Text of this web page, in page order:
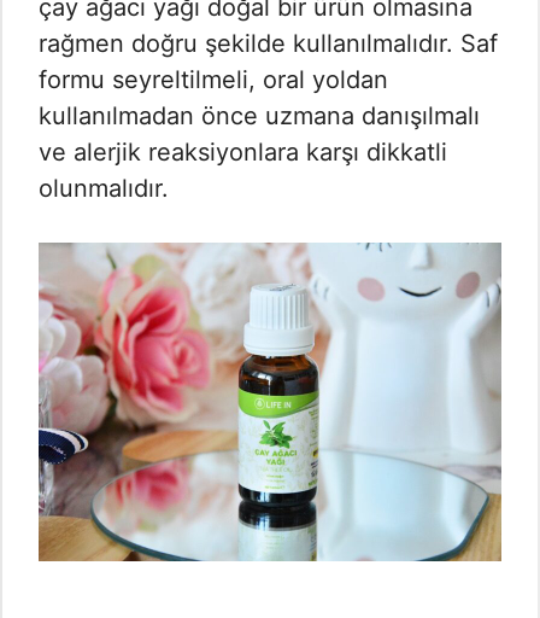
çay ağacı yağı doğal bir ürün olmasına
rağmen doğru şekilde kullanılmalıdır. Saf
formu seyreltilmeli, oral yoldan
kullanılmadan önce uzmana danışılmalı
ve alerjik reaksiyonlara karşı dikkatli
olunmalıdır.